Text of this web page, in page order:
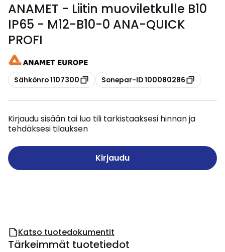
ANAMET - Liitin muoviletkulle B10
IP65 - M12-B10-0 ANA-QUICK
PROFI
Kopioi
Sähkönro 1107300 Kopioi
Sonepar-ID 100080286
Kirjaudu sisään tai luo tili tarkistaaksesi hinnan ja
tehdäksesi tilauksen
Kirjaudu
Katso tuotedokumentit
Tärkeimmät tuotetiedot